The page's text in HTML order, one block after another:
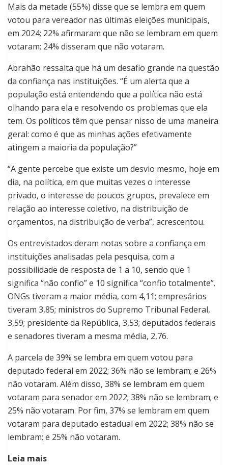
Mais da metade (55%) disse que se lembra em quem
votou para vereador nas últimas eleições municipais,
em 2024; 22% afirmaram que não se lembram em quem
votaram; 24% disseram que não votaram.
Abrahão ressalta que há um desafio grande na questão
da confiança nas instituições. “É um alerta que a
população está entendendo que a política não está
olhando para ela e resolvendo os problemas que ela
tem. Os políticos têm que pensar nisso de uma maneira
geral: como é que as minhas ações efetivamente
atingem a maioria da população?”
“A gente percebe que existe um desvio mesmo, hoje em
dia, na política, em que muitas vezes o interesse
privado, o interesse de poucos grupos, prevalece em
relação ao interesse coletivo, na distribuição de
orçamentos, na distribuição de verba”, acrescentou.
Os entrevistados deram notas sobre a confiança em
instituições analisadas pela pesquisa, com a
possibilidade de resposta de 1 a 10, sendo que 1
significa “não confio” e 10 significa “confio totalmente”.
ONGs tiveram a maior média, com 4,11; empresários
tiveram 3,85; ministros do Supremo Tribunal Federal,
3,59; presidente da República, 3,53; deputados federais
e senadores tiveram a mesma média, 2,76.
A parcela de 39% se lembra em quem votou para
deputado federal em 2022; 36% não se lembram; e 26%
não votaram. Além disso, 38% se lembram em quem
votaram para senador em 2022; 38% não se lembram; e
25% não votaram. Por fim, 37% se lembram em quem
votaram para deputado estadual em 2022; 38% não se
lembram; e 25% não votaram.
Leia mais